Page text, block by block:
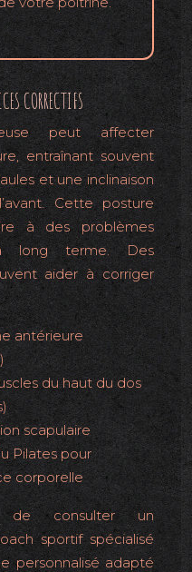
CORRECTIFS
peut affecter
entraînant souvent
et une inclinaison
Cette posture
à des problèmes
à long terme. Des
aider à corriger
antérieure
du haut du dos
scapulaire
Pilates pour
corporelle
de consulter un
sportif spécialisé
personnalisé adapté